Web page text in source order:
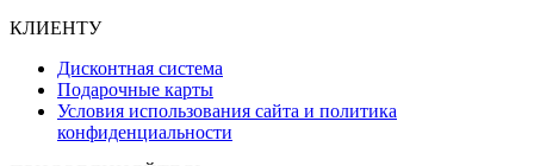
КЛИЕНТУ
Дисконтная система
Подарочные карты
Условия использования сайта и политика
конфиденциальности